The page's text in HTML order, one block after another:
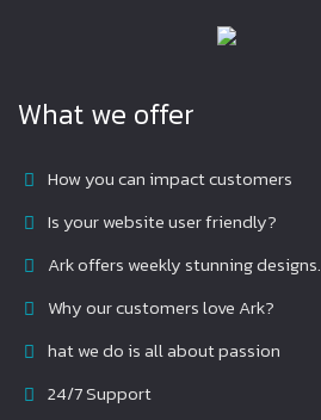
What we offer
How you can impact customers
Is your website user friendly?
Ark offers weekly stunning designs.
Why our customers love Ark?
hat we do is all about passion
24/7 Support